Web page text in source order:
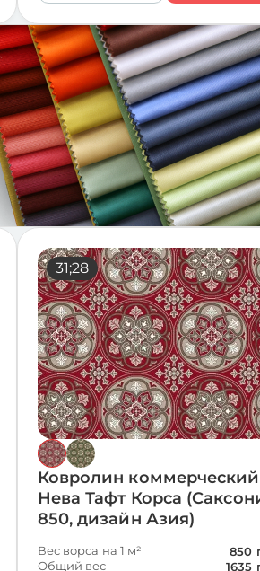
40;25 31;28
Ковролин коммерческий
Нева Тафт Корса
850, дизайн Азия)
Вес ворса на 1 м² 850
Общий вес 1635